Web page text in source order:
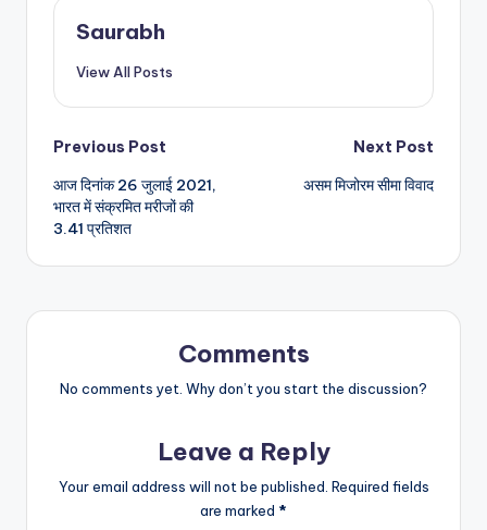
Saurabh
View All Posts
Post
navigation
Previous Post
आज दिनांक 26 जुलाई 2021,
भारत में संक्रमित मरीजों की
3.41 प्रतिशत
Next Post
असम मिजोरम सीमा विवाद
Comments
No comments yet. Why don’t you start the discussion?
Leave a Reply
Your email address will not be published. Required fields
are marked *